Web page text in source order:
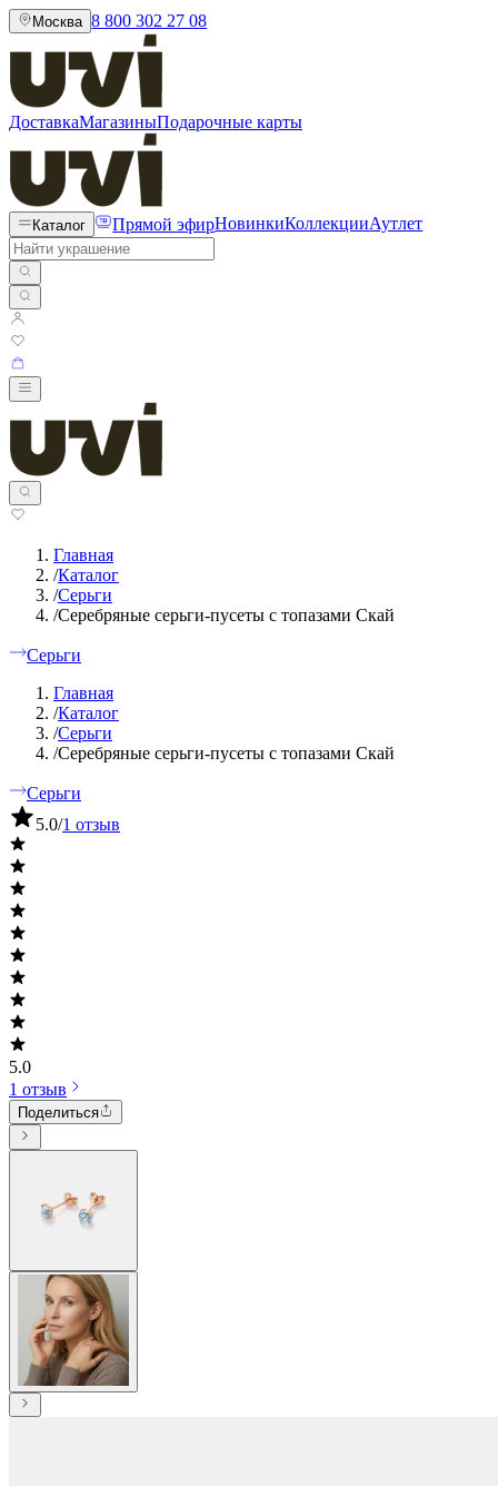
Москва 8 800 302 27 08
ДоставкаМагазиныПодарочные карты
Каталог Прямой эфирНовинкиКоллекцииАутлет
Главная
/Каталог
/Серьги
/Серебряные серьги-пусеты с топазами Скай
Серьги
Главная
/Каталог
/Серьги
/Серебряные серьги-пусеты с топазами Скай
Серьги
5.0/1 отзыв
5.0
1 отзыв
Поделиться